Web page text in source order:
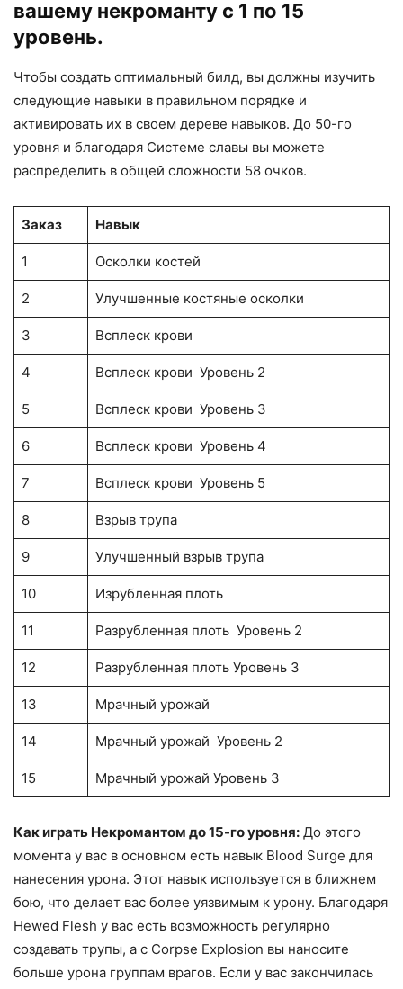
вашему некроманту с 1 по 15
уровень.
Чтобы создать оптимальный билд, вы должны изучить
следующие навыки в правильном порядке и
активировать их в своем дереве навыков. До 50-го
уровня и благодаря Системе славы вы можете
распределить в общей сложности 58 очков.
Заказ Навык
1 Осколки костей
2 Улучшенные костяные осколки
3 Всплеск крови
4 Всплеск крови Уровень 2
5 Всплеск крови Уровень 3
6 Всплеск крови Уровень 4
7 Всплеск крови Уровень 5
8 Взрыв трупа
9 Улучшенный взрыв трупа
10 Изрубленная плоть
11 Разрубленная плоть Уровень 2
12 Разрубленная плоть Уровень 3
13 Мрачный урожай
14 Мрачный урожай Уровень 2
15 Мрачный урожай Уровень 3
Как играть Некромантом до 15-го уровня: До этого
момента у вас в основном есть навык Blood Surge для
нанесения урона. Этот навык используется в ближнем
бою, что делает вас более уязвимым к урону. Благодаря
Hewed Flesh у вас есть возможность регулярно
создавать трупы, а с Corpse Explosion вы наносите
больше урона группам врагов. Если у вас закончилась